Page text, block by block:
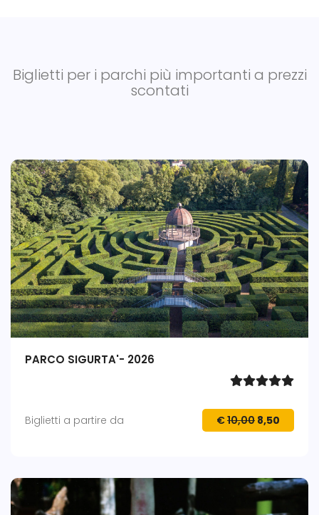
Biglietti per i parchi più importanti a prezzi
scontati
PARCO SIGURTA'- 2026
Biglietti a partire da €10,00 8,50